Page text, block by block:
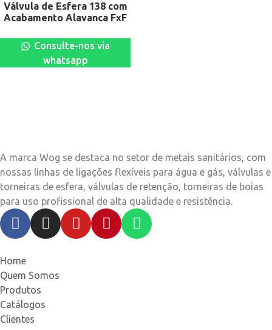
Válvula de Esfera 138 com
Acabamento Alavanca FxF
Consulte-nos via
whatsapp
A marca Wog se destaca no setor de metais sanitários, com
nossas linhas de ligações flexíveis para água e gás, válvulas e
torneiras de esfera, válvulas de retenção, torneiras de boias
para uso profissional de alta qualidade e resistência.
Home
Quem Somos
Produtos
Catálogos
Clientes